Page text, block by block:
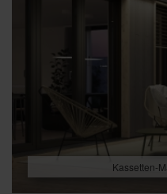
Kassetten-